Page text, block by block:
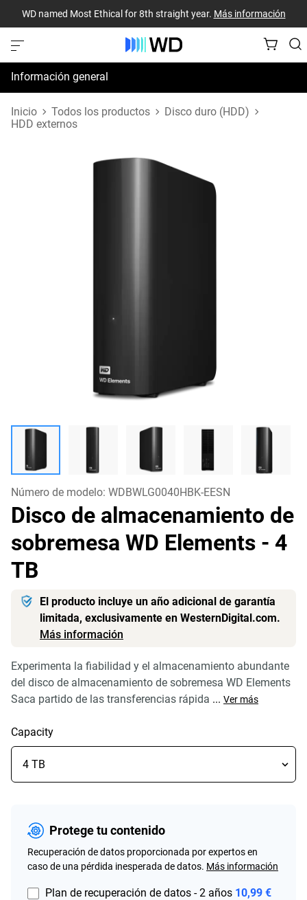
WD named Most Ethical for 8th straight year. Más información
Información general
Especificaciones
Inicio Todos los productos
Disco duro (HDD)
HDD externos
Número de modelo: WDBWLG0040HBK-EESN
Disco de almacenamiento de
sobremesa WD Elements - 4
TB
El producto incluye un año adicional de garantía
limitada, exclusivamente en WesternDigital.com.
Más información
Experimenta la fiabilidad y el almacenamiento abundante
del disco de almacenamiento de sobremesa WD Elements
Saca partido de las transferencias rápida ... Ver más
Capacity
Protege tu contenido
Recuperación de datos proporcionada por expertos en
caso de una pérdida inesperada de datos. Más información
Plan de recuperación de datos - 2 años 10,99 €